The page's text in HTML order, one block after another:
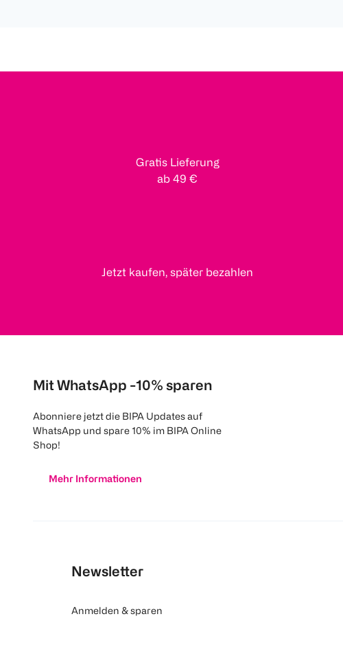
Gratis Lieferung
ab 49 €
Jetzt kaufen, später bezahlen
Mit WhatsApp -10% sparen
Abonniere jetzt die BIPA Updates auf
WhatsApp und spare 10% im BIPA Online
Shop!
Mehr Informationen
Newsletter
Anmelden & sparen